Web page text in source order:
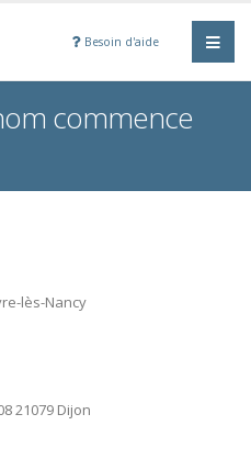
Besoin d'aide
commence
lès-Nancy
21079 Dijon